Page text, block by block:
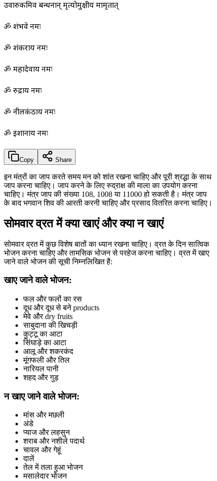
उर्वारुकमिव बन्धनान् मृत्योर्मुक्षीय मामृतात्
ॐ शंभवे नमः
ॐ शंकराय नमः
ॐ महादेवाय नमः
ॐ रुद्राय नमः
ॐ नीलकंठाय नमः
ॐ ईशानाय नमः
Copy Share
इन मंत्रों का जाप करते समय मन को शांत रखना चाहिए और पूरी श्रद्धा के साथ
जाप करना चाहिए। जाप करने के लिए रुद्राक्ष की माला का उपयोग करना
चाहिए। मंत्र जाप की संख्या 108, 1008 या 11000 हो सकती है। मंत्र जाप
के बाद भगवान शिव की आरती करनी चाहिए और प्रसाद वितरित करना चाहिए।
सोमवार व्रत में क्या खाएं और क्या न खाएं
सोमवार व्रत में कुछ विशेष बातों का ध्यान रखना चाहिए। व्रत के दिन सात्विक
भोजन करना चाहिए और तामसिक भोजन से परहेज करना चाहिए। व्रत में खाए
जाने वाले भोजन की सूची निम्नलिखित है:
खाए जाने वाले भोजन:
फल और फलों का रस
दूध और दूध से बने products
मेवे और dry fruits
साबुदाना की खिचड़ी
कुट्टू का आटा
सिंघाड़े का आटा
आलू और शकरकंद
मूंगफली और तिल
नारियल पानी
शहद और गुड़
न खाए जाने वाले भोजन:
मांस और मछली
अंडे
प्याज और लहसुन
शराब और नशीले पदार्थ
चावल और गेहूं
दालें
तेल में तला हुआ भोजन
मसालेदार भोजन